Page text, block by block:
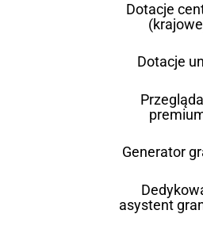
Dotacje
Dotacje
Generator
asystent